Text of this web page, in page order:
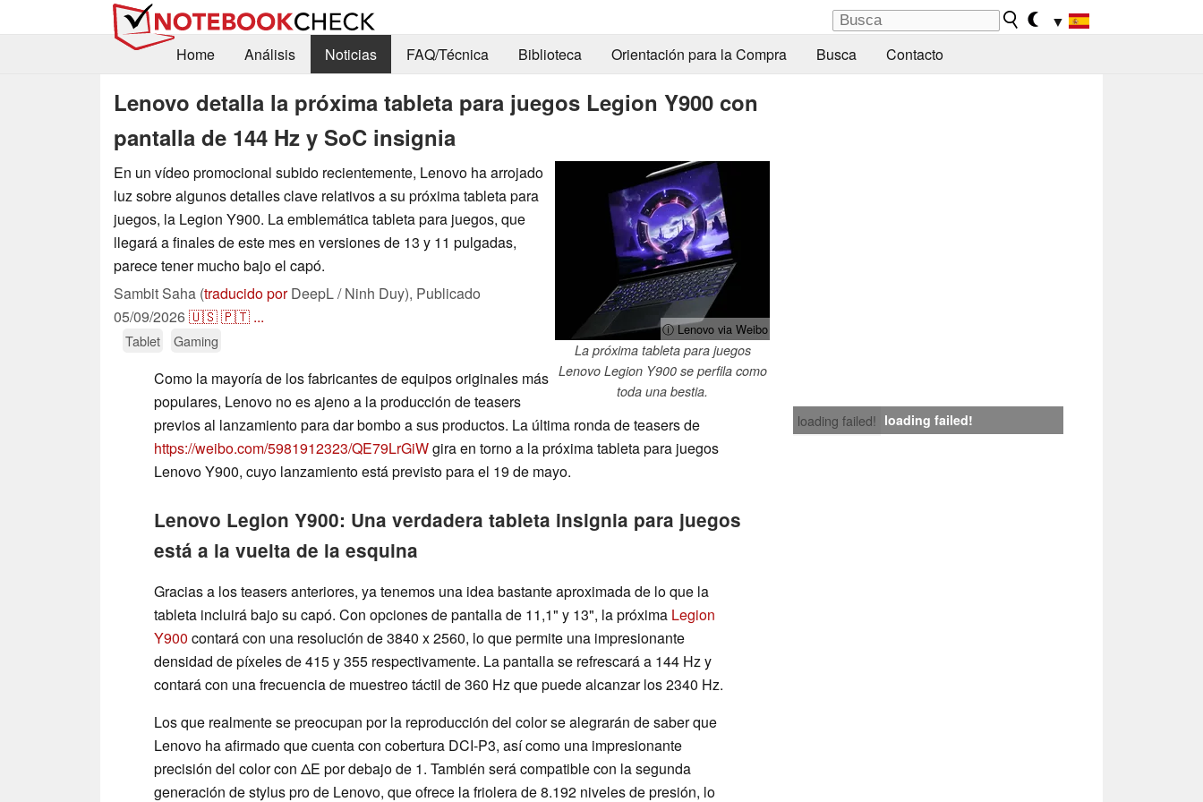
▼
Home
Análisis Noticias FAQ/Técnica Biblioteca Orientación para la Compra Busca Contacto
Lenovo detalla la próxima tableta para juegos Legion Y900 con
pantalla de 144 Hz y SoC insignia
ⓘ Lenovo via Weibo
La próxima tableta para juegos
Lenovo Legion Y900 se perfila como
toda una bestia.
En un vídeo promocional subido recientemente, Lenovo ha arrojado
luz sobre algunos detalles clave relativos a su próxima tableta para
juegos, la Legion Y900. La emblemática tableta para juegos, que
llegará a finales de este mes en versiones de 13 y 11 pulgadas,
parece tener mucho bajo el capó.
Sambit Saha (traducido porDeepL / Ninh Duy), Publicado
05/09/2026🇺🇸🇵🇹 ...
Tablet Gaming
loading failed! loading failed!
Como la mayoría de los fabricantes de equipos originales más
populares, Lenovo no es ajeno a la producción de teasers
previos al lanzamiento para dar bombo a sus productos. La última ronda de teasers de
https://weibo.com/5981912323/QE79LrGiWgira en torno a la próxima tableta para juegos
Lenovo Y900, cuyo lanzamiento está previsto para el 19 de mayo.
Lenovo Legion Y900: Una verdadera tableta insignia para juegos
está a la vuelta de la esquina
Gracias a los teasers anteriores, ya tenemos una idea bastante aproximada de lo que la
tableta incluirá bajo su capó. Con opciones de pantalla de 11,1" y 13", la próxima Legion
Y900 contará con una resolución de 3840 x 2560, lo que permite una impresionante
densidad de píxeles de 415 y 355 respectivamente. La pantalla se refrescará a 144 Hz y
contará con una frecuencia de muestreo táctil de 360 Hz que puede alcanzar los 2340 Hz.
Los que realmente se preocupan por la reproducción del color se alegrarán de saber que
Lenovo ha afirmado que cuenta con cobertura DCI-P3, así como una impresionante
precisión del color con ΔE por debajo de 1. También será compatible con la segunda
generación de stylus pro de Lenovo, que ofrece la friolera de 8.192 niveles de presión, lo